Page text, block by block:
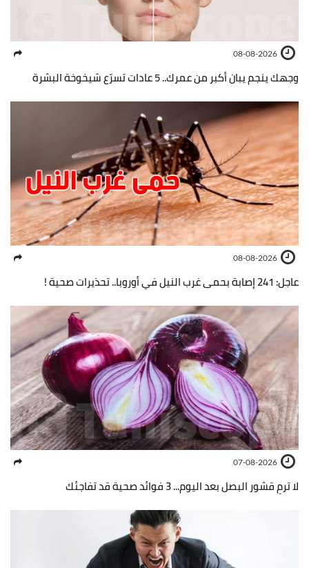
08-08-2026
وجهك ينجم يبان أكبر من عمرك.. 5 عادات تسرّع شيخوخة البشرة
08-08-2026
عاجل: 241 إصابة بحمى غرب النيل في أوروبا.. تحذيرات صحية !
07-08-2026
لا ترمِ قشور البصل بعد اليوم... 3 فوائد صحية قد تفاجئك